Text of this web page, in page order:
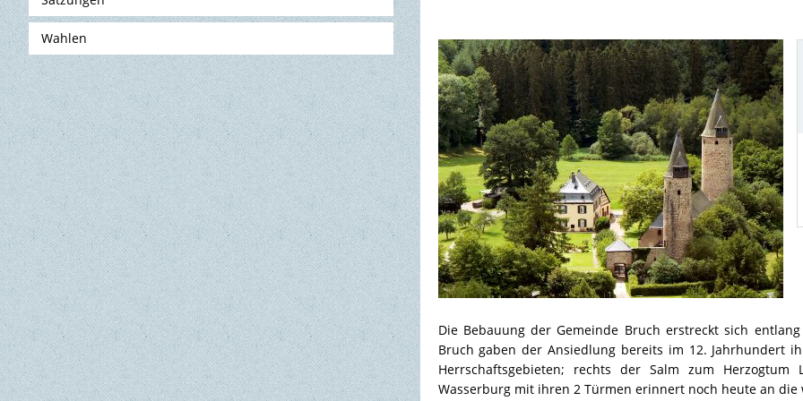
Die Bebauung der Gemeinde Bruch erstreckt sich
Bruch gaben der Ansiedlung bereits im 12. Jahrhundert
Herrschaftsgebieten; rechts der Salm zum
Wasserburg mit ihren 2 Türmen erinnert noch heute an die
Wahlen